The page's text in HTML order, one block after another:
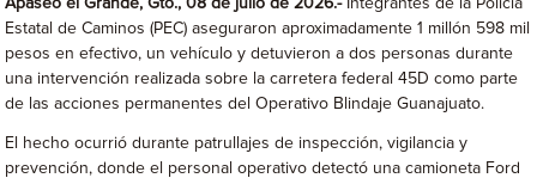
Apaseo el Grande, Gto., 08 de julio de 2026.-Integrantes de la Policía
Estatal de Caminos (PEC) aseguraron aproximadamente 1 millón 598 mil
pesos en efectivo, un vehículo y detuvieron a dos personas durante
una intervención realizada sobre la carretera federal 45D como parte
de las acciones permanentes del Operativo Blindaje Guanajuato.
El hecho ocurrió durante patrullajes de inspección, vigilancia y
prevención, donde el personal operativo detectó una camioneta Ford